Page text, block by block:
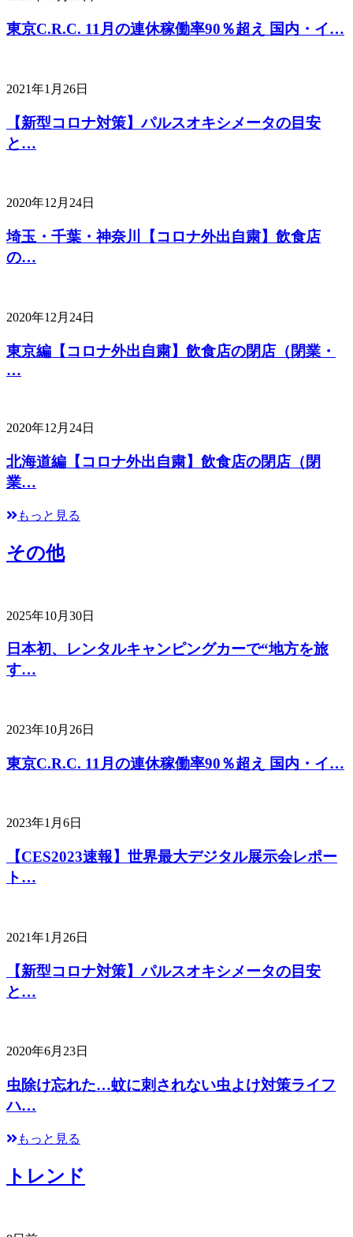
東京C.R.C. 11月の連休稼働率90％超え 国内・イ…
2021年1月26日
【新型コロナ対策】パルスオキシメータの目安
と…
2020年12月24日
埼玉・千葉・神奈川【コロナ外出自粛】飲食店
の…
2020年12月24日
東京編【コロナ外出自粛】飲食店の閉店（閉業・
…
2020年12月24日
北海道編【コロナ外出自粛】飲食店の閉店（閉
業…
もっと見る
その他
2025年10月30日
日本初、レンタルキャンピングカーで“地方を旅
す…
2023年10月26日
東京C.R.C. 11月の連休稼働率90％超え 国内・イ…
2023年1月6日
【CES2023速報】世界最大デジタル展示会レポー
ト…
2021年1月26日
【新型コロナ対策】パルスオキシメータの目安
と…
2020年6月23日
虫除け忘れた…蚊に刺されない虫よけ対策ライフ
ハ…
もっと見る
トレンド